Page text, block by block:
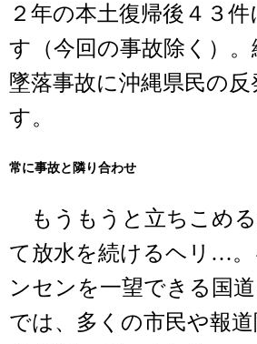
２年の本土復帰後４３
す（今回の事故除く）
墜落事故に沖縄県民の
す。
常に事故と隣り合わせ
もうもうと立ちこめる
て放水を続けるヘリ…
ンセンを一望できる国
では、多くの市民や報